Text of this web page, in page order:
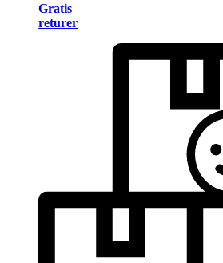
Gratis
returer